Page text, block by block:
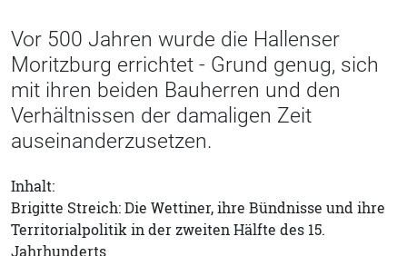
Vor 500 Jahren wurde die Hallenser
Moritzburg errichtet - Grund genug, sich
mit ihren beiden Bauherren und den
Verhältnissen der damaligen Zeit
auseinanderzusetzen.
Inhalt:
Brigitte Streich: Die Wettiner, ihre Bündnisse und ihre
Territorialpolitik in der zweiten Hälfte des 15.
Jahrhunderts